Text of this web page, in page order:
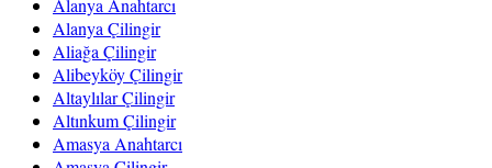
Alanya Anahtarcı
Alanya Çilingir
Aliağa Çilingir
Alibeyköy Çilingir
Altaylılar Çilingir
Altınkum Çilingir
Amasya Anahtarcı